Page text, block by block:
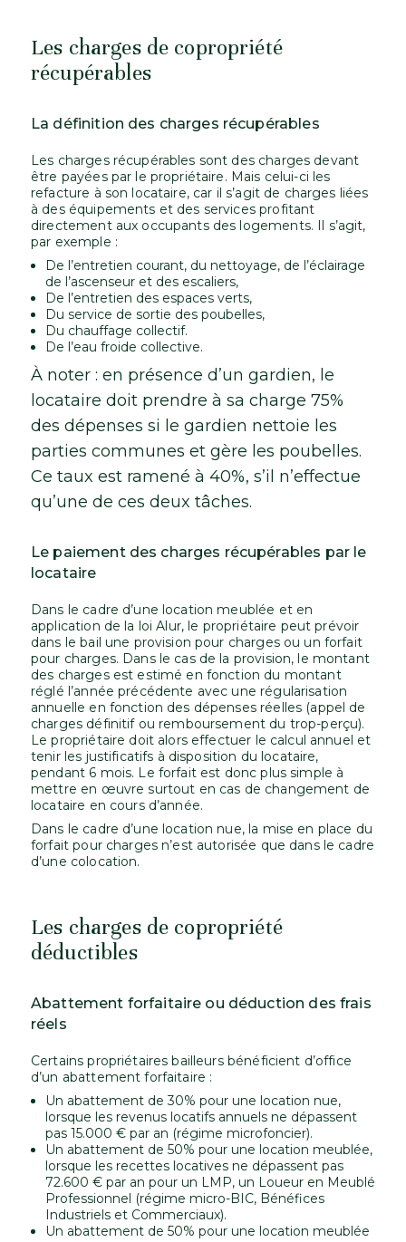
Les charges de copropriété
récupérables
La définition des charges récupérables
Les charges récupérables sont des charges devant
être payées par le propriétaire. Mais celui-ci les
refacture à son locataire, car il s’agit de charges liées
à des équipements et des services profitant
directement aux occupants des logements. Il s’agit,
par exemple :
De l’entretien courant, du nettoyage, de l’éclairage
de l’ascenseur et des escaliers,
De l’entretien des espaces verts,
Du service de sortie des poubelles,
Du chauffage collectif.
De l’eau froide collective.
À noter : en présence d’un gardien, le
locataire doit prendre à sa charge 75%
des dépenses si le gardien nettoie les
parties communes et gère les poubelles.
Ce taux est ramené à 40%, s’il n’effectue
qu’une de ces deux tâches.
Le paiement des charges récupérables par le
locataire
Dans le cadre d’une location meublée et en
application de la loi Alur, le propriétaire peut prévoir
dans le bail une provision pour charges ou un forfait
pour charges. Dans le cas de la provision, le montant
des charges est estimé en fonction du montant
réglé l’année précédente avec une régularisation
annuelle en fonction des dépenses réelles (appel de
charges définitif ou remboursement du trop-perçu).
Le propriétaire doit alors effectuer le calcul annuel et
tenir les justificatifs à disposition du locataire,
pendant 6 mois. Le forfait est donc plus simple à
mettre en œuvre surtout en cas de changement de
locataire en cours d’année.
Dans le cadre d’une location nue, la mise en place du
forfait pour charges n’est autorisée que dans le cadre
d’une colocation.
Les charges de copropriété
déductibles
Abattement forfaitaire ou déduction des frais
réels
Certains propriétaires bailleurs bénéficient d’office
d’un abattement forfaitaire :
Un abattement de 30% pour une location nue,
lorsque les revenus locatifs annuels ne dépassent
pas 15.000 € par an (régime microfoncier).
Un abattement de 50% pour une location meublée,
lorsque les recettes locatives ne dépassent pas
72.600 € par an pour un LMP, un Loueur en Meublé
Professionnel (régime micro-BIC, Bénéfices
Industriels et Commerciaux).
Un abattement de 50% pour une location meublée